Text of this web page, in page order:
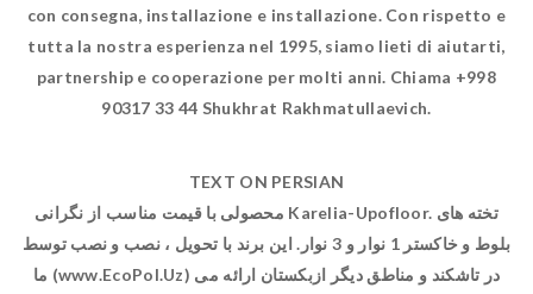
con consegna, installazione e installazione. Con rispetto e
tutta la nostra esperienza nel 1995, siamo lieti di aiutarti,
partnership e cooperazione per molti anni. Chiama +998
90317 33 44 Shukhrat Rakhmatullaevich.
TEXT ON PERSIAN
محصولی با قیمت مناسب از نگرانی Karelia-Upofloor. تخته های
بلوط و خاکستر 1 نوار و 3 نوار. این برند با تحویل ، نصب و نصب توسط
ما (www.EcoPol.Uz) در تاشکند و مناطق دیگر ازبکستان ارائه می